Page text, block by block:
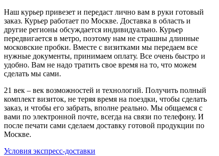
Наш курьер привезет и передаст лично вам в руки готовый
заказ. Курьер работает по Москве. Доставка в область и
другие регионы обсуждается индивидуально. Курьер
передвигается в метро, поэтому нам не страшны длинные
московские пробки. Вместе с визитками мы передаем все
нужные документы, принимаем оплату. Все очень быстро и
удобно. Вам не надо тратить свое время на то, что можем
сделать мы сами.
21 век – век возможностей и технологий. Получить полный
комплект визиток, не теряя время на поездки, чтобы сделать
заказ, и чтобы его забрать, вполне реально. Мы общаемся с
вами по электронной почте, всегда на связи по телефону. И
после печати сами сделаем доставку готовой продукции по
Москве.
Условия экспресс-доставки